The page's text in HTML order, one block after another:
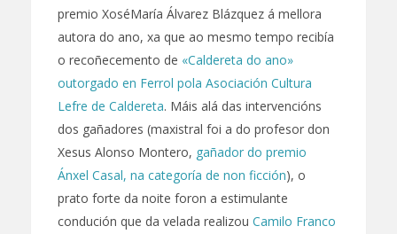
premio XoséMaría Álvarez Blázquez á mellora
autora do ano, xa que ao mesmo tempo recibía
o recoñecemento de «Caldereta do ano»
outorgado en Ferrol pola Asociación Cultura
Lefre de Caldereta. Máis alá das intervencións
dos gañadores (maxistral foi a do profesor don
Xesus Alonso Montero, gañador do premio
Ánxel Casal, na categoría de non ficción), o
prato forte da noite foron a estimulante
condución que da velada realizou Camilo Franco